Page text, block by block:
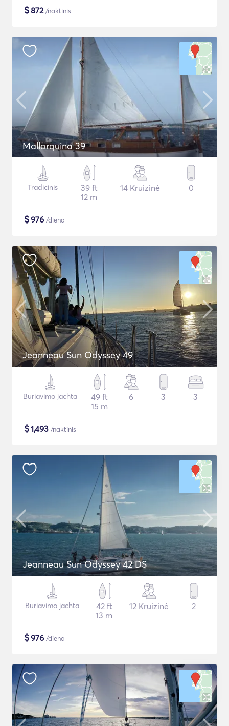
$872/naktinis
Mallorquina 39
Tradicinis
39 ft
12 m
14 Kruizinė 0
$976 /diena
Jeanneau Sun Odyssey 49
Buriavimo jachta
49 ft
15 m
6 3 3
$1,493 /naktinis
Jeanneau Sun Odyssey 42 DS
Buriavimo jachta
42 ft
13 m
12 Kruizinė 2
$976 /diena